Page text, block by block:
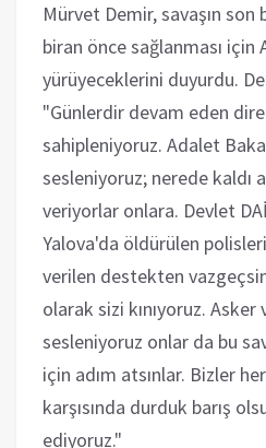
Mürvet Demir, savaşın son
biran önce sağlanması için
yürüyeceklerini duyurdu.
"Günlerdir devam eden
sahipleniyoruz. Adalet
sesleniyoruz; nerede kaldı
veriyorlar onlara. Devlet
Yalova'da öldürülen
verilen destekten
olarak sizi kınıyoruz.
sesleniyoruz onlar da bu
için adım atsınlar. Bizler
karşısında durduk barış
ediyoruz."